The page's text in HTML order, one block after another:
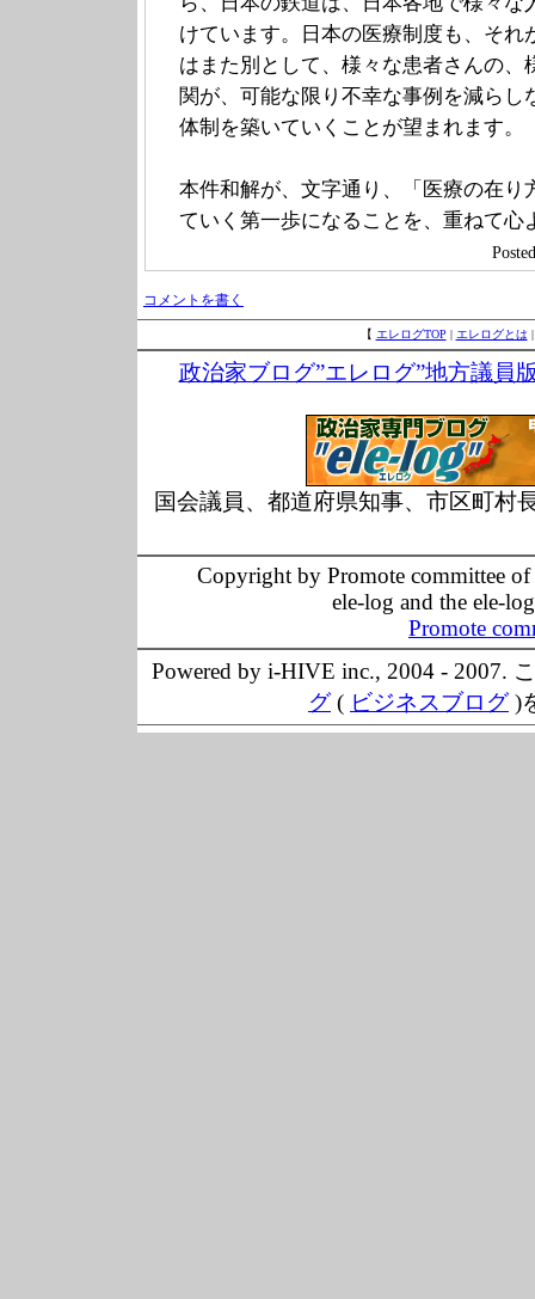
けています。日本の医療制度も、それ
はまた別として、様々な患者さんの、
関が、可能な限り不幸な事例を減らし
体制を築いていくことが望まれます。
本件和解が、文字通り、「医療の在り
ていく第一歩になることを、重ねて心
コメントを書く
【 エレログTOP | エレログとは
政治家ブログ”エレログ”地方議員
国会議員、都道府県知事、市区町村
Copyright by Promote committee
ele-log and the ele-
Promote
Powered by i-HIVE inc., 2004 - 2007.
グ( ビジネスブログ)